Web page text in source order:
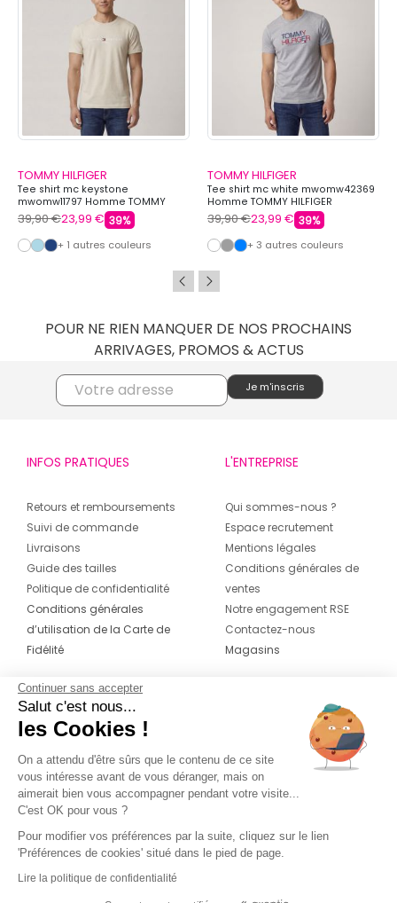
TOMMY HILFIGER
Tee shirt mc keystone
mwomw11797 Homme TOMMY
HILFIGER
39,90 €23,99 € 39%
+ 1 autres couleurs
TOMMY HILFIGER
Tee shirt mc white mwomw42369
Homme TOMMY HILFIGER
39,90 €23,99 € 39%
+ 3 autres couleurs
POUR NE RIEN MANQUER DE NOS PROCHAINS
ARRIVAGES, PROMOS & ACTUS
INFOS PRATIQUES
Retours et remboursements
Suivi de commande
Livraisons
Guide des tailles
Politique de confidentialité
Conditions générales
d’utilisation de la Carte de
Fidélité
L'ENTREPRISE
Qui sommes-nous ?
Espace recrutement
Mentions légales
Conditions générales de
ventes
Notre engagement RSE
Contactez-nous
Magasins
CONTACT
04 42 20 78 42
Du lundi au jeudi de 8h30 à 16h30 & le
vendredi de 8h30 à 15h30
Continuer sans accepter
Salut c'est nous...
les Cookies !
On a attendu d'être sûrs que le contenu de ce site
vous intéresse avant de vous déranger, mais on
aimerait bien vous accompagner pendant votre visite...
C'est OK pour vous ?
Pour modifier vos préférences par la suite, cliquez sur le lien
'Préférences de cookies' situé dans le pied de page.
Lire la politique de confidentialité